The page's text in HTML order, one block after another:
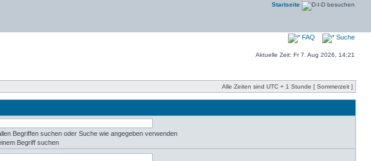
Startseite
FAQ Suche
Aktuelle Zeit: Fr 7. Aug 2026, 14:21
Alle Zeiten sind UTC + 1 Stunde [ Sommerzeit ]
Begriffen suchen oder Suche wie angegeben verwenden
Begriff suchen